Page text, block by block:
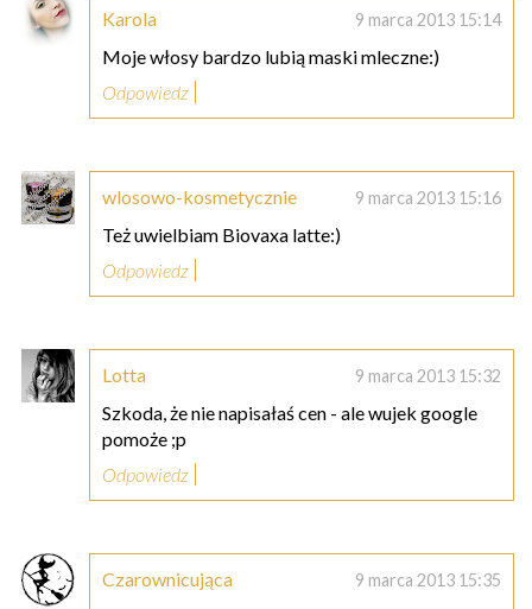
Karola 9 marca 2013 15:14
Moje włosy bardzo lubią maski mleczne:)
Odpowiedz
wlosowo-kosmetycznie 9 marca 2013 15:16
Też uwielbiam Biovaxa latte:)
Odpowiedz
Lotta 9 marca 2013 15:32
Szkoda, że nie napisałaś cen - ale wujek google
pomoże ;p
Odpowiedz
Czarownicująca 9 marca 2013 15:35